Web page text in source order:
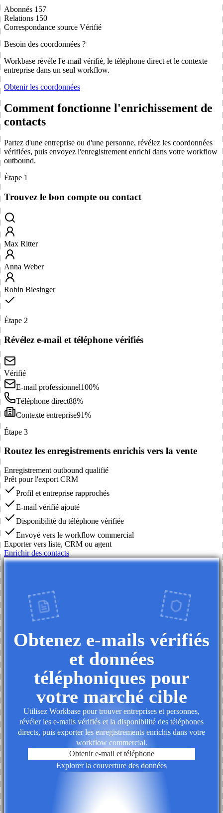
Abonnés 157
Relations 150
Correspondance source Vérifié
Besoin des coordonnées ?
Workbase révèle l'e-mail vérifié, le téléphone direct et le contexte
entreprise dans un seul workflow.
Obtenir les coordonnées
Comment fonctionne l'enrichissement de
contacts
Partez d'une entreprise ou d'une personne, révélez les coordonnées
vérifiées, puis envoyez l'enregistrement enrichi dans votre workflow
outbound.
Étape 1
Trouvez le bon compte ou contact
Max Ritter
Anna Weber
Robin Biesinger
Étape 2
Révélez e-mail et téléphone vérifiés
Vérifié
E-mail professionnel100%
Téléphone direct88%
Contexte entreprise91%
Étape 3
Routez les enregistrements enrichis vers la vente
Enregistrement outbound qualifié
Prêt pour l'export CRM
Profil et entreprise rapprochés
E-mail vérifié ajouté
Disponibilité du téléphone vérifiée
Envoyé vers le workflow commercial
Exporter vers liste, CRM ou agent
Enrichir des contacts
Obtenez e-mails vérifiés
et données
téléphoniques pour
votre marché cible
Utilisez Workbase pour trouver entreprises et personnes,
révéler les e-mails vérifiés et la disponibilité des téléphones
directs, puis exporter les enregistrements enrichis dans votre
workflow commercial.
Obtenir e-mail et téléphone
Explorer la couverture des données